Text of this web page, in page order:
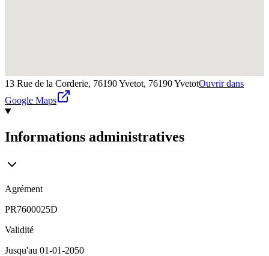
13 Rue de la Corderie, 76190 Yvetot, 76190YvetotOuvrir dans
Google Maps
Informations administratives
Agrément
PR7600025D
Validité
Jusqu'au 01-01-2050